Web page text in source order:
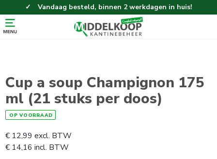
Vandaag besteld, binnen 2 werkdagen in huis!
Eenvoudig en gemakkelijk bestellen!
Gratis thuisbezorgd vanaf 100,-!
Cup a soup Champignon 175
ml (21 stuks per doos)
OP VOORRAAD
€ 12,99 excl. BTW
€ 14,16 incl. BTW